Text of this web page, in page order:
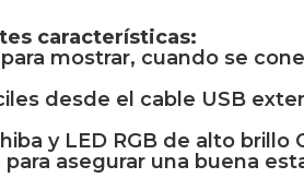
características:
mostrar, cuando se
desde el cable USB
y LED RGB de alto brillo
para asegurar una buena